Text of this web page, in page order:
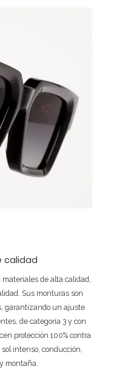
calidad
de alta calidad,
Sus monturas son
garantizando un ajuste
de categoría 3 y con
protección 100% contra
intenso, conducción,
montaña.